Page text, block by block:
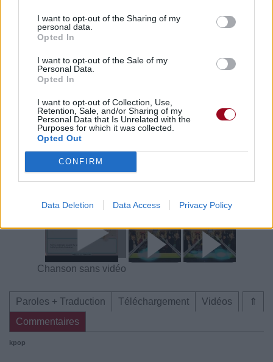
I want to opt-out of the Sharing of my
personal data.
Opted In
I want to opt-out of the Sale of my
Personal Data.
Opted In
I want to opt-out of Collection, Use,
Retention, Sale, and/or Sharing of my
Personal Data that Is Unrelated with the
Purposes for which it was collected.
Opted Out
CONFIRM
Data Deletion Data Access Privacy Policy
Trouver un instrument de musique ou une partition au
meilleur prix sur
Paroles + Traduction Téléchargement
Vidéos
Voir la vidéo de «Puzzle Piece»
Chanson sans vidéo
⇑
Paroles + Traduction Téléchargement
Vidéos
Commentaires
kpop